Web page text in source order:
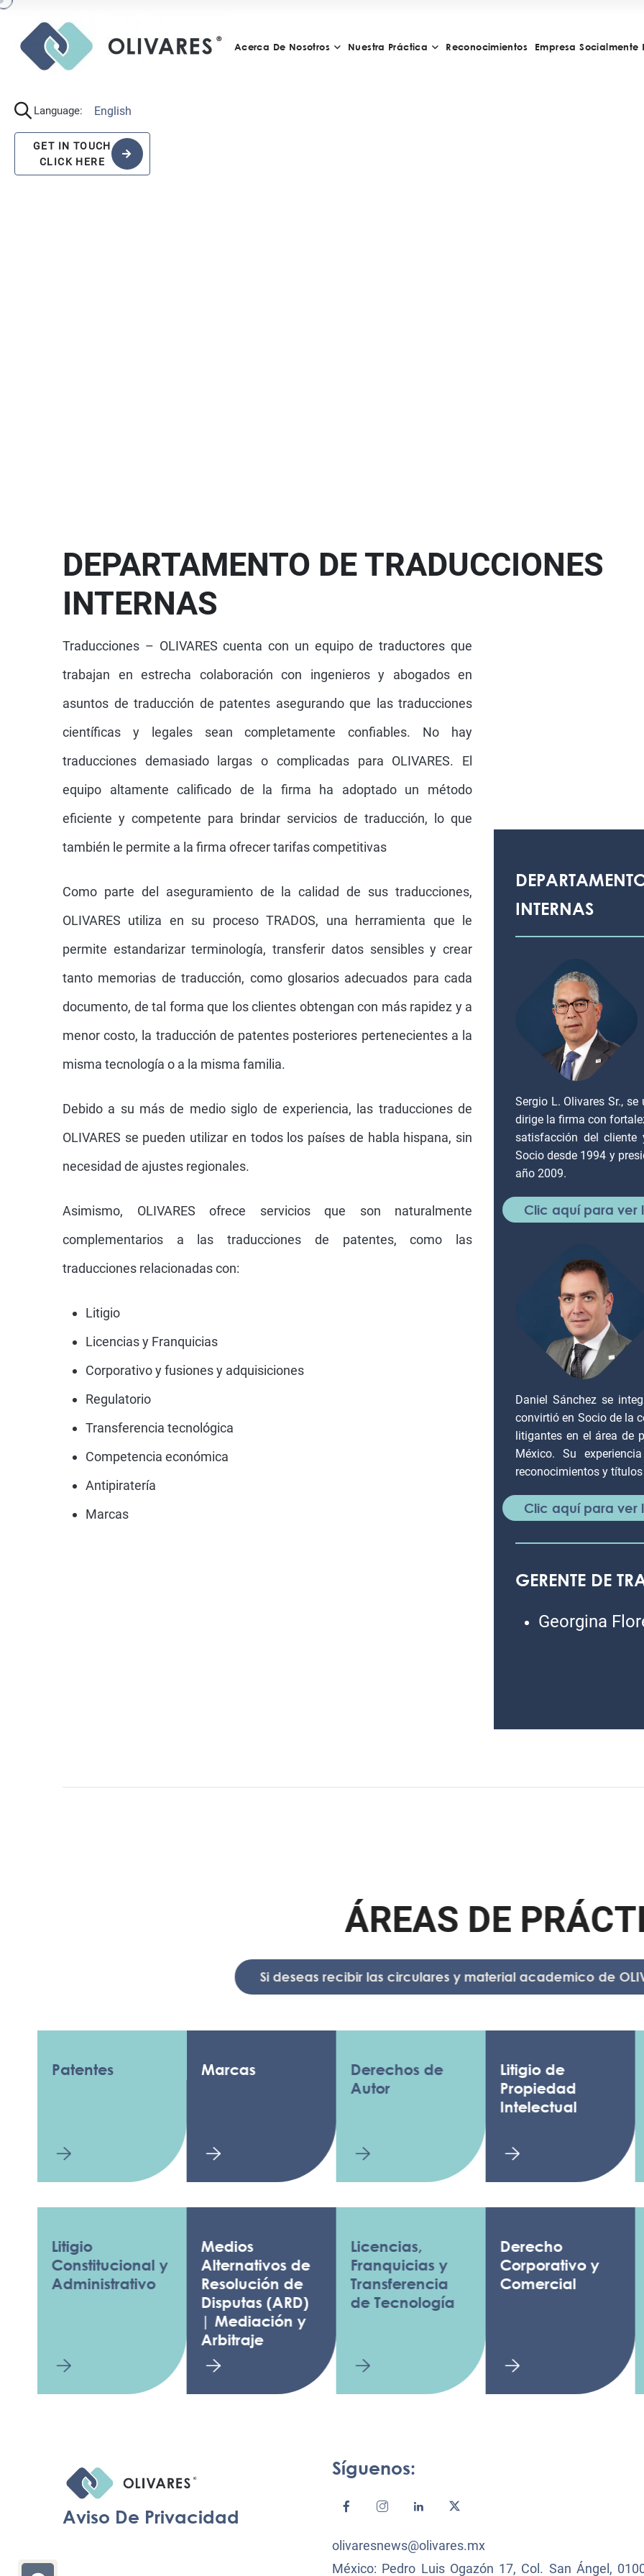
Acerca De Nosotros Nuestra Práctica Reconocimientos Empresa Socialmente
Language: English
GET IN TOUCH
CLICK HERE
DEPARTAMENTO DE TRADUCCIONES
INTERNAS
Traducciones – OLIVARES cuenta con un equipo de traductores que
trabajan en estrecha colaboración con ingenieros y abogados en
asuntos de traducción de patentes asegurando que las traducciones
científicas y legales sean completamente confiables. No hay
traducciones demasiado largas o complicadas para OLIVARES. El
equipo altamente calificado de la firma ha adoptado un método
eficiente y competente para brindar servicios de traducción, lo que
también le permite a la firma ofrecer tarifas competitivas
Como parte del aseguramiento de la calidad de sus traducciones,
OLIVARES utiliza en su proceso TRADOS, una herramienta que le
permite estandarizar terminología, transferir datos sensibles y crear
tanto memorias de traducción, como glosarios adecuados para cada
documento, de tal forma que los clientes obtengan con más rapidez y a
menor costo, la traducción de patentes posteriores pertenecientes a la
misma tecnología o a la misma familia.
Debido a su más de medio siglo de experiencia, las traducciones de
OLIVARES se pueden utilizar en todos los países de habla hispana, sin
necesidad de ajustes regionales.
Asimismo, OLIVARES ofrece servicios que son naturalmente
complementarios a las traducciones de patentes, como las
traducciones relacionadas con:
Litigio
Licencias y Franquicias
Corporativo y fusiones y adquisiciones
Regulatorio
Transferencia tecnológica
Competencia económica
Antipiratería
Marcas
INTERNAS
Sergio L. Olivares Sr.,
dirige la firma con
satisfacción del cliente
Socio desde 1994 y
año 2009.
Clic aquí para
Daniel Sánchez se
convirtió en Socio de la
litigantes en el área de
México. Su
reconocimientos y
Clic aquí para
GERENTE DE
Georgina
REAS DE PRÁCTIC
Si deseas recibir las circulares y material academico de OLIVARES.
Patentes Marcas
Derechos de
Autor
Litigio de
Propiedad
Intelectual
Litigio
Constitucional y
Administrativo
Medios
Alternativos de
Resolución de
Disputas (ARD)
| Mediación y
Arbitraje
Licencias,
Franquicias y
Transferencia
de Tecnología
Derecho
Corporativo y
Comercial
Aviso De Privacidad
Síguenos:
olivaresnews@olivares.mx
México: Pedro Luis Ogazón 17, Col. San Ángel,